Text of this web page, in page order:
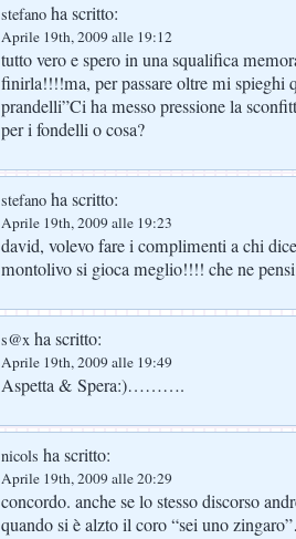
stefano ha scritto:
Aprile 19th, 2009 alle 19:12
tutto vero e spero in una squalifica
finirla!!!!ma, per passare oltre mi spieghi
prandelli”Ci ha messo pressione la
per i fondelli o cosa?
stefano ha scritto:
Aprile 19th, 2009 alle 19:23
david, volevo fare i complimenti a chi
montolivo si gioca meglio!!!! che ne
s@x ha scritto:
Aprile 19th, 2009 alle 19:49
Aspetta & Spera:)……….
nicols ha scritto:
Aprile 19th, 2009 alle 20:29
concordo. anche se lo stesso discorso
quando si è alzto il coro “sei uno